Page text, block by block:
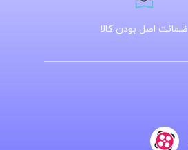
ضمانت اصل بودن کالا